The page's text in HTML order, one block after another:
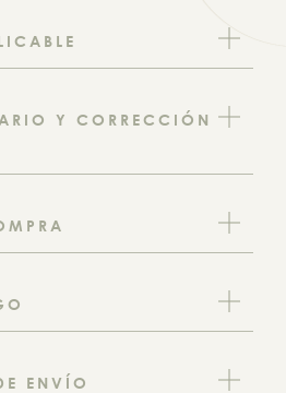
Y CORRECCIÓN
ENVÍO